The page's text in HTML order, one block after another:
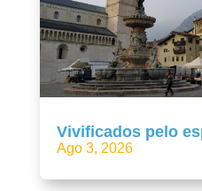
Vivificados pelo
Ago 3, 2026